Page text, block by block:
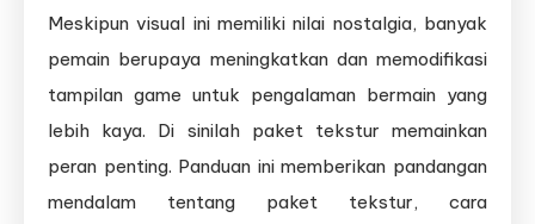
Meskipun visual ini memiliki nilai nostalgia, banyak
pemain berupaya meningkatkan dan memodifikasi
tampilan game untuk pengalaman bermain yang
lebih kaya. Di sinilah paket tekstur memainkan
peran penting. Panduan ini memberikan pandangan
mendalam tentang paket tekstur, cara